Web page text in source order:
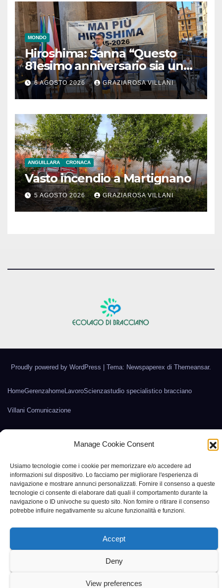
Manage Cookie Consent
Usiamo tecnologie come i cookie per memorizzare e/o accedere ad
informazioni sul dispositivo. Lo facciamo per migliorare l'esperienza di
navigazione e mostrare annunci personalizzati. Fornire il consenso a queste
tecnologie ci consente di elaborare dati quali il comportamento durante la
navigazione o ID univoche su questo sito. Non fornire o ritirare il consenso
potrebbe influire negativamente su alcune funzionalità e funzioni.
Accept
Deny
View preferences
MONDO
Hiroshima: Sanna “Questo
81esimo anniversario sia un
monito per tutti”
6 AGOSTO 2026 GRAZIAROSA VILLANI
ANGUILLARA CRONACA
Vasto incendio a Martignano
5 AGOSTO 2026 GRAZIAROSA VILLANI
Proudly powered by WordPress | Tema: Newspaperex di Themeansar.
HomeGerenzahomeLavoroScienzastudio specialistico bracciano
Villani Comunicazione